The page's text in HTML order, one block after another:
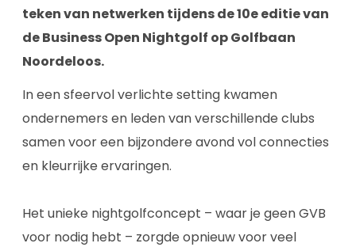
teken van netwerken tijdens de 10e editie van
de Business Open Nightgolf op Golfbaan
Noordeloos.
In een sfeervol verlichte setting kwamen
ondernemers en leden van verschillende clubs
samen voor een bijzondere avond vol connecties
en kleurrijke ervaringen.
Het unieke nightgolfconcept – waar je geen GVB
voor nodig hebt – zorgde opnieuw voor veel